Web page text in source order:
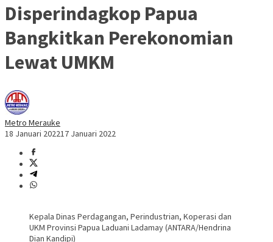
Disperindagkop Papua
Bangkitkan Perekonomian
Lewat UMKM
Metro Merauke
18 Januari 202217 Januari 2022
Kepala Dinas Perdagangan, Perindustrian, Koperasi dan
UKM Provinsi Papua Laduani Ladamay (ANTARA/Hendrina
Dian Kandipi)